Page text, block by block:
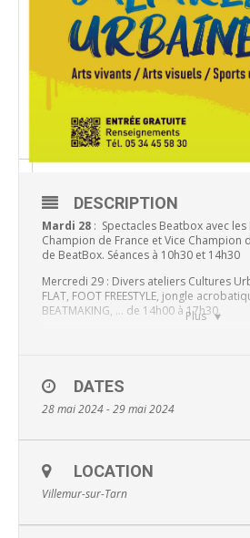
Plus
DESCRIPTION
Mardi 28 : Spectacles Beatbox avec les
Champion de France et Vice Champion
de BeatBox. Séances à 10h30 et 14h30
Mercredi 29 : Divers ateliers Cultures
FLAT, FOOT FREESTYLE, jongle
BEATMAKING, … de 14h00 à 17h30.
Lieu :HALLE BRUSSON
la Haute Garonne, co organisé par
Renseignements :
22 68 07
DATES
28 mai 2024 - 29 mai 2024
LOCATION
Villemur-sur-Tarn